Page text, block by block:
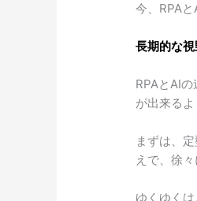
今、RPA
長期的な視
RPAとAI
が出来るよ
まずは、
えで、徐
ゆくゆく